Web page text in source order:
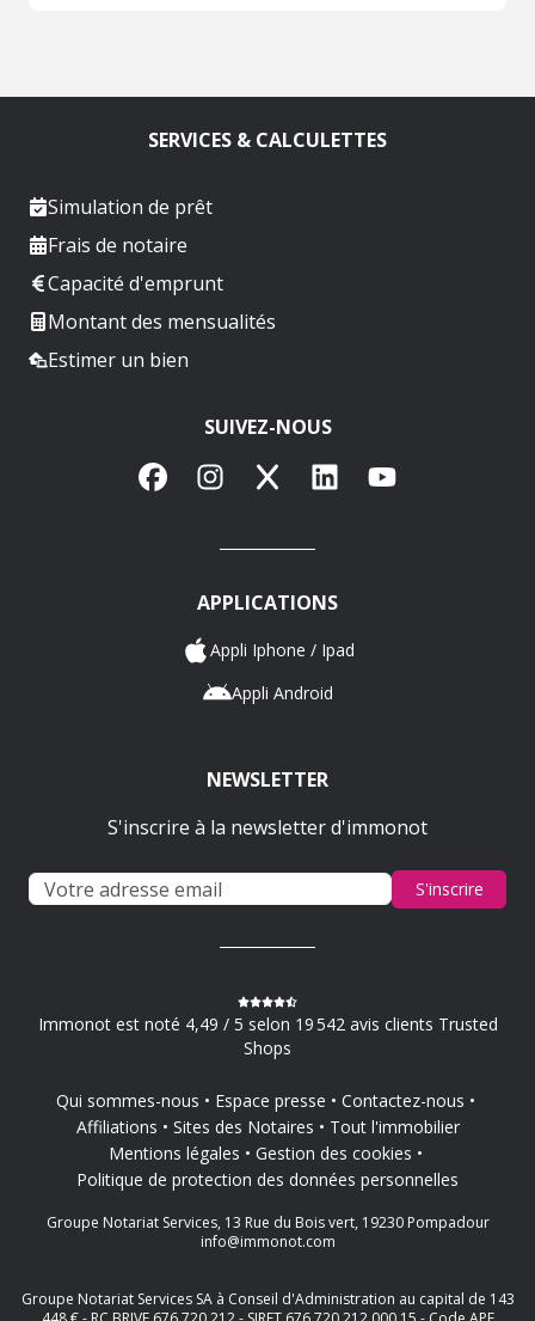
SERVICES & CALCULETTES
Simulation de prêt
Frais de notaire
Capacité d'emprunt
Montant des mensualités
Estimer un bien
SUIVEZ-NOUS
FacebookInstagram
X LinkedInYouTube
APPLICATIONS
Appli Iphone / Ipad
Appli Android
NEWSLETTER
S'inscrire à la newsletter d'immonot
S'inscrire
Immonot est noté 4,49 / 5 selon 19 542 avis clients Trusted
Shops
Qui sommes-nous Espace presse
Contactez-nous
Affiliations
Sites des Notaires
Tout l'immobilier
Mentions légales
Gestion des cookies
Politique de protection des données personnelles
Groupe Notariat Services, 13 Rue du Bois vert, 19230 Pompadour
info@immonot.com
Groupe Notariat Services SA à Conseil d'Administration au capital de 143